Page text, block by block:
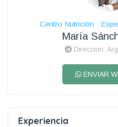
Centro Nutrición
María
Direccion:
ENVIAR
Experiencia